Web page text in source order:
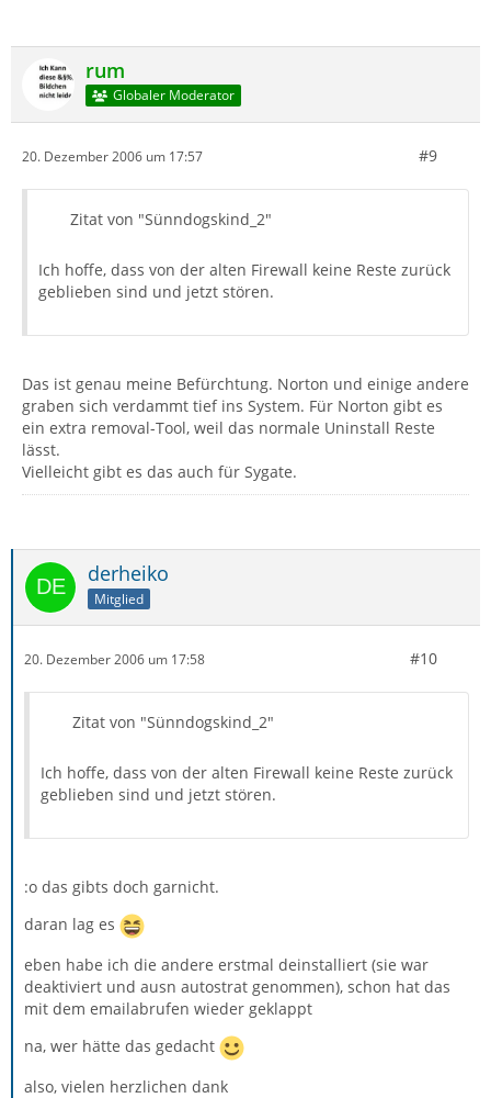
rum
Globaler Moderator
20. Dezember 2006 um 17:57 #9
Zitat von "Sünndogskind_2"
Ich hoffe, dass von der alten Firewall keine Reste zurück
geblieben sind und jetzt stören.
Das ist genau meine Befürchtung. Norton und einige andere
graben sich verdammt tief ins System. Für Norton gibt es
ein extra removal-Tool, weil das normale Uninstall Reste
lässt.
Vielleicht gibt es das auch für Sygate.
derheiko
Mitglied
20. Dezember 2006 um 17:58 #10
Zitat von "Sünndogskind_2"
Ich hoffe, dass von der alten Firewall keine Reste zurück
geblieben sind und jetzt stören.
:o das gibts doch garnicht.
daran lag es
eben habe ich die andere erstmal deinstalliert (sie war
deaktiviert und ausn autostrat genommen), schon hat das
mit dem emailabrufen wieder geklappt
na, wer hätte das gedacht
also, vielen herzlichen dank